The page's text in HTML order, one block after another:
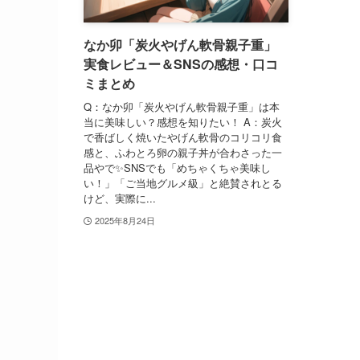
なか卯「炭火やげん軟骨親子重」
実食レビュー＆SNSの感想・口コ
ミまとめ
Q：なか卯「炭火やげん軟骨親子重」は本
当に美味しい？感想を知りたい！ A：炭火
で香ばしく焼いたやげん軟骨のコリコリ食
感と、ふわとろ卵の親子丼が合わさった一
品やで✨SNSでも「めちゃくちゃ美味し
い！」「ご当地グルメ級」と絶賛されとる
けど、実際に...
2025年8月24日